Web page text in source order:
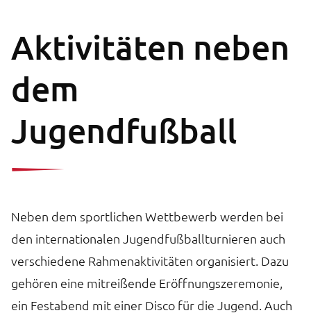
Aktivitäten neben
dem
Jugendfußball
Neben dem sportlichen Wettbewerb werden bei
den internationalen Jugendfußballturnieren auch
verschiedene Rahmenaktivitäten organisiert. Dazu
gehören eine mitreißende Eröffnungszeremonie,
ein Festabend mit einer Disco für die Jugend. Auch